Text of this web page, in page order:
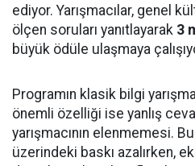
ediyor. Yarışmacılar, genel
ölçen soruları yanıtlayarak 3
büyük ödüle ulaşmaya
Programın klasik bilgi
önemli özelliği ise yanlış
yarışmacının elenmemesi.
üzerindeki baskı azalırken,